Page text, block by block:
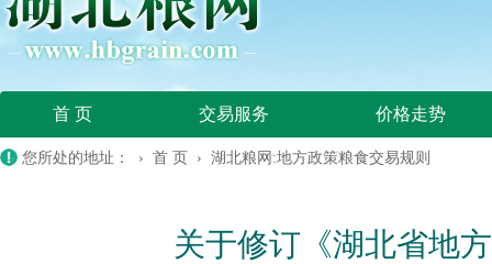
首 页 交易服务 价格走势
您所处的地址： › 首 页 › 湖北粮网:地方政策粮食交易规则
关于修订《湖北省地